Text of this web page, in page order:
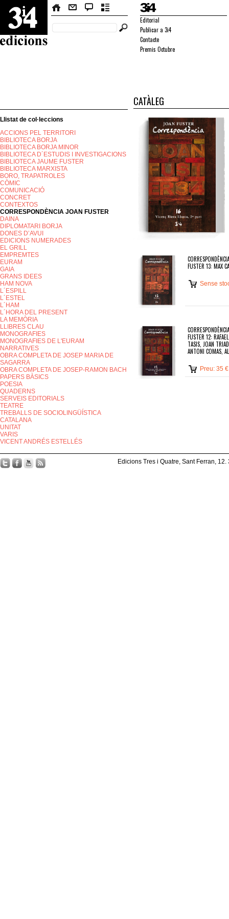
Editorial
Publicar a 3i4
Contacte
Premis Octubre
Llistat de col·leccions
ACCIONS PEL TERRITORI
BIBLIOTECA BORJA
BIBLIOTECA BORJA MINOR
BIBLIOTECA D´ESTUDIS I INVESTIGACIONS
BIBLIOTECA JAUME FUSTER
BIBLIOTECA MARXISTA
BORO, TRAPATROLES
CÒMIC
COMUNICACIÓ
CONCRET
CONTEXTOS
CORRESPONDÈNCIA JOAN FUSTER
DAINA
DIPLOMATARI BORJA
DONES D’AVUI
EDICIONS NUMERADES
EL GRILL
EMPREMTES
EURAM
GAIA
GRANS IDEES
HAM NOVA
L´ESPILL
L´ESTEL
L´HAM
L´HORA DEL PRESENT
LA MEMÒRIA
LLIBRES CLAU
MONOGRAFIES
MONOGRAFIES DE L'EURAM
NARRATIVES
OBRA COMPLETA DE JOSEP MARIA DE
SAGARRA
OBRA COMPLETA DE JOSEP-RAMON BACH
PAPERS BÀSICS
POESIA
QUADERNS
SERVEIS EDITORIALS
TEATRE
TREBALLS DE SOCIOLINGÜÍSTICA
CATALANA
UNITAT
VARIS
VICENT ANDRÉS ESTELLÉS
CATÀLEG
FUSTER 13: MAX
Sense
FUSTER 12: RAFAEL
TASIS, JOAN
ANTONI COMAS,
Preu: 35 €
Edicions Tres i Quatre, Sant Ferran,